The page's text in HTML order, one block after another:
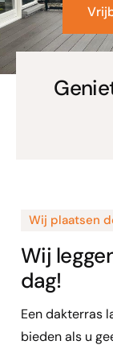
Wij plaatsen
Wij
dag!
Een dakterras
bieden als u